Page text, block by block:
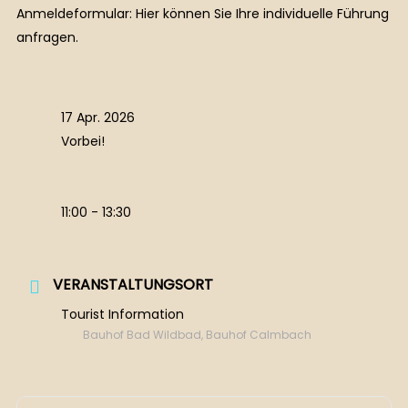
Anmeldeformular: Hier können Sie Ihre individuelle Führung
anfragen.
17 Apr. 2026
Vorbei!
11:00 - 13:30
VERANSTALTUNGSORT
Tourist Information
Bauhof Bad Wildbad, Bauhof Calmbach